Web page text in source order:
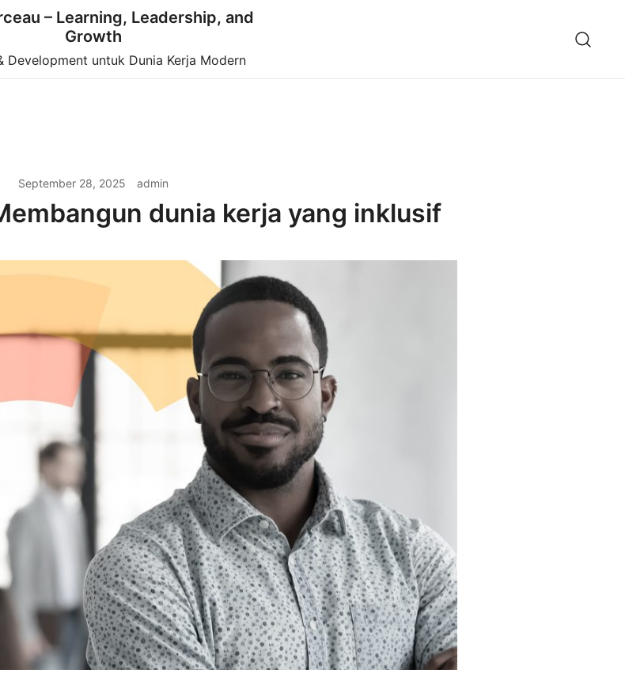
– Learning, Leadership, and
Growth
Development untuk Dunia Kerja Modern
September 28, 2025 admin
dunia kerja yang inklusif